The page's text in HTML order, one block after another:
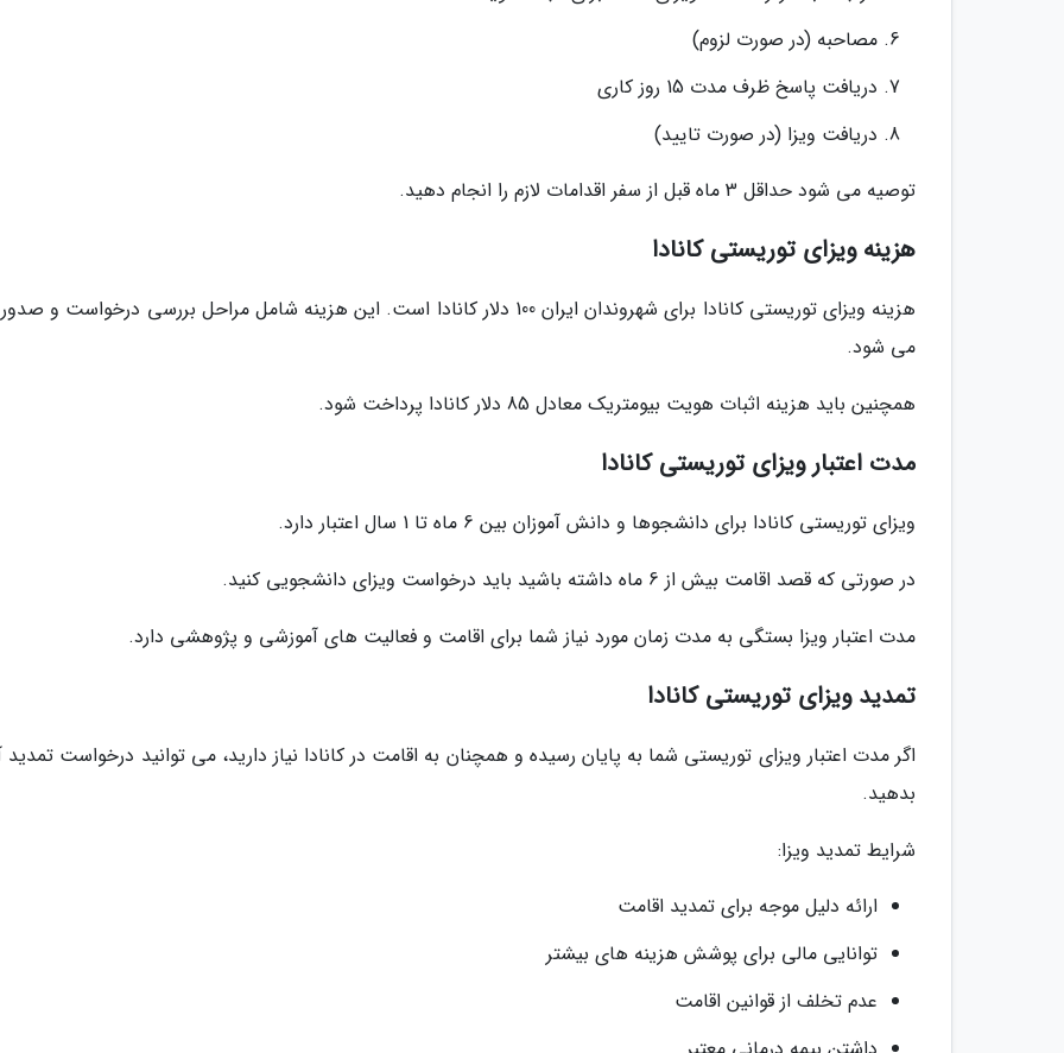
مصاحبه (در صورت لزوم)
دریافت پاسخ ظرف مدت 15 روز کاری
دریافت ویزا (در صورت تایید)
توصیه می شود حداقل 3 ماه قبل از سفر اقدامات لازم را انجام دهید.
هزینه ویزای توریستی کانادا
هزینه ویزای توریستی کانادا برای شهروندان ایران 100 دلار کانادا است. این هزینه شامل مراحل بررسی درخواست و
می شود.
همچنین باید هزینه اثبات هویت بیومتریک معادل 85 دلار کانادا پرداخت شود.
مدت اعتبار ویزای توریستی کانادا
ویزای توریستی کانادا برای دانشجوها و دانش آموزان بین 6 ماه تا 1 سال اعتبار دارد.
در صورتی که قصد اقامت بیش از 6 ماه داشته باشید باید درخواست ویزای دانشجویی کنید.
مدت اعتبار ویزا بستگی به مدت زمان مورد نیاز شما برای اقامت و فعالیت های آموزشی و پژوهشی دارد.
تمدید ویزای توریستی کانادا
اگر مدت اعتبار ویزای توریستی شما به پایان رسیده و همچنان به اقامت در کانادا نیاز دارید، می توانید درخواست تمدید
بدهید.
شرایط تمدید ویزا:
ارائه دلیل موجه برای تمدید اقامت
توانایی مالی برای پوشش هزینه های بیشتر
عدم تخلف از قوانین اقامت